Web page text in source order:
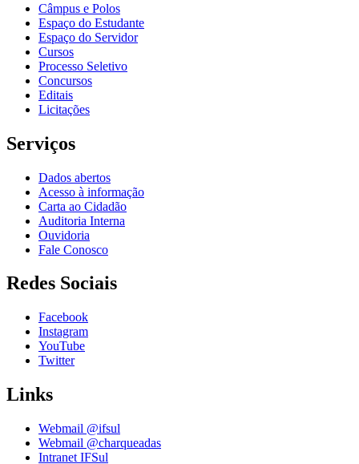
Câmpus e Polos
Espaço do Estudante
Espaço do Servidor
Cursos
Processo Seletivo
Concursos
Editais
Licitações
Serviços
Dados abertos
Acesso à informação
Carta ao Cidadão
Auditoria Interna
Ouvidoria
Fale Conosco
Redes Sociais
Facebook
Instagram
YouTube
Twitter
Links
Webmail @ifsul
Webmail @charqueadas
Intranet IFSul